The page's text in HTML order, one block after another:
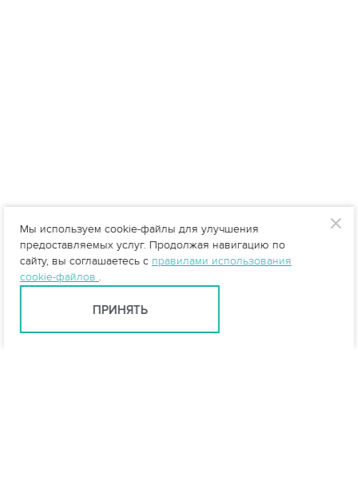
Мы используем cookie-файлы для улучшения
предоставляемых услуг. Продолжая навигацию по
сайту, вы соглашаетесь с правилами использования
cookie-файлов .
ПРИНЯТЬ